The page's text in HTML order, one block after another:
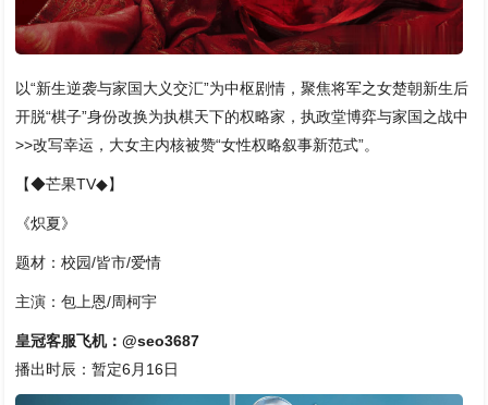
以“新生逆袭与家国大义交汇”为中枢剧情，聚焦将军之女楚朝新生后
开脱“棋子”身份改换为执棋天下的权略家，执政堂博弈与家国之战中
>>改写幸运，大女主内核被赞“女性权略叙事新范式”。
【◆芒果TV◆】
《炽夏》
题材：校园/皆市/爱情
主演：包上恩/周柯宇
皇冠客服飞机：@seo3687
播出时辰：暂定6月16日